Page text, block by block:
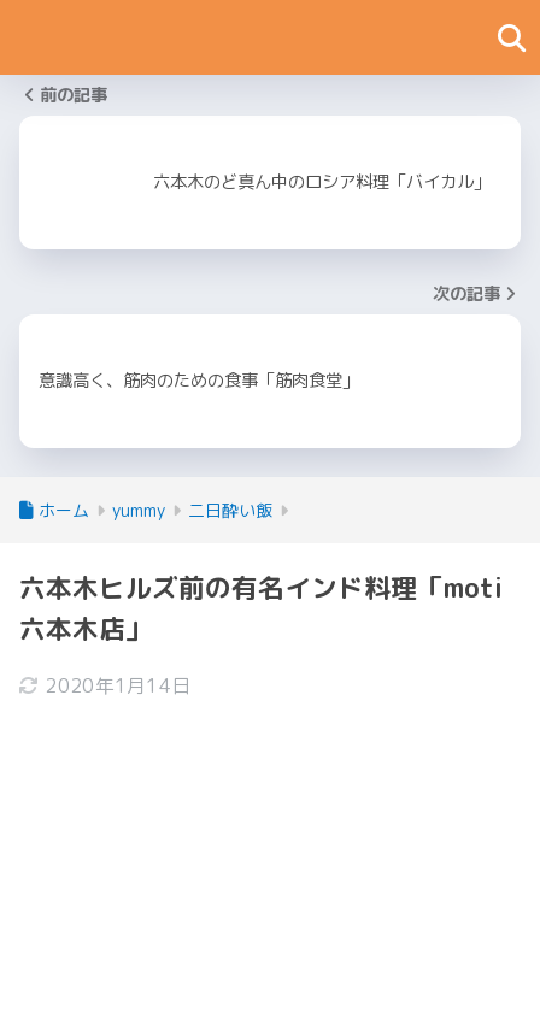
前の記事
六本木のど真ん中のロシア料理「バイカル」
次の記事
意識高く、筋肉のための食事「筋肉食堂」
ホーム yummy 二日酔い飯
六本木ヒルズ前の有名インド料理「moti
六本木店」
2020年1月14日